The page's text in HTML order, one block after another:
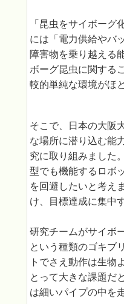
「昆虫をサイボー
には「電力供給やバ
障害物を乗り越える
ボーグ昆虫に関する
較的単純な環境がほ
そこで、日本の大阪
な場所に潜り込む能
究に取り組みました
型でも機能するロボ
を回避したいと考え
け、目標達成に集中
研究チームがサイボ
という種類のゴキブ
トでさえ動作は生物
とって大きな課題だ
は細いパイプの中を